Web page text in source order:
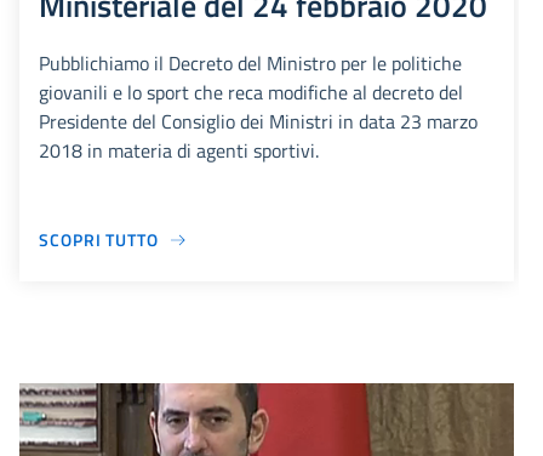
Pubblichiamo il Decreto del Ministro per le politiche
giovanili e lo sport che reca modifiche al decreto del
Presidente del Consiglio dei Ministri in data 23 marzo
2018 in materia di agenti sportivi.
SCOPRI TUTTO